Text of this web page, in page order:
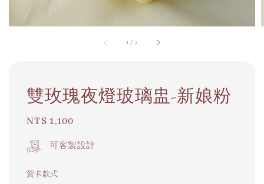
1 / 2
雙玫瑰夜燈玻璃盅-新娘粉
Regular
price
NT$ 1,100
可客製設計
賀卡款式